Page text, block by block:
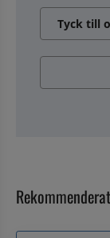
Tyck till
Rekommenderat